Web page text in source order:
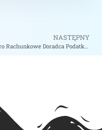
NASTĘPNY
Biuro Rachunkowe Doradca Podatkowy Joanna Paluszewska Szweda – zobacz na biizii.com